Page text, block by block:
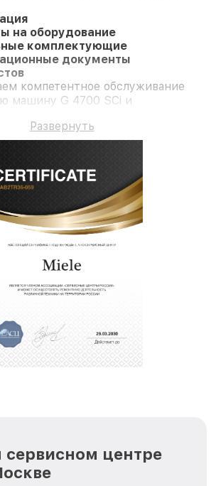
на оборудование
комплектующие
документы
компетентное обслуживание
машину G 4700 SCi и
Развернуть
центре